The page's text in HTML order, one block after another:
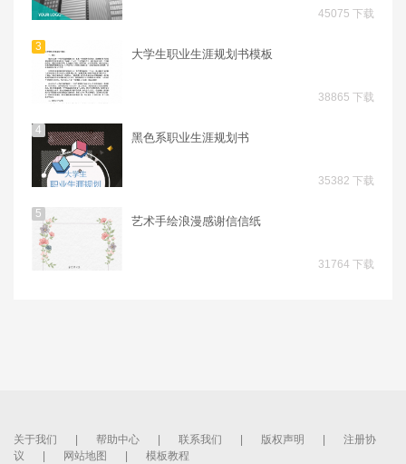
45075 下载
3
大学生职业生涯规划书模板
38865 下载
4
黑色系职业生涯规划书
35382 下载
5
艺术手绘浪漫感谢信信纸
31764 下载
关于我们 帮助中心 联系我们 版权声明
注册协
议
网站地图 模板教程